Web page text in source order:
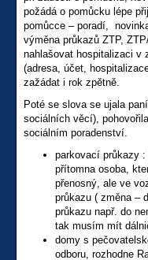
požádá o pomůcku lépe
pomůcce – poradí,
výměna průkazů ZTP,
nahlašovat hospitalizaci v
(adresa, účet,
zažádat i rok zpětně.
Poté se slova se ujala paní
sociálních věcí),
sociálním poradenství.
parkovací průkazy
přítomna osoba,
přenosný, ale ve
průkazu ( změna –
průkazu např. do
tak musím mít
domy s
odboru, rozhodne